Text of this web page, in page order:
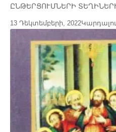
ԸՆԹԵՐՑՈՒՄՆԵՐԻ
13 Դեկտեմբերի, 2022